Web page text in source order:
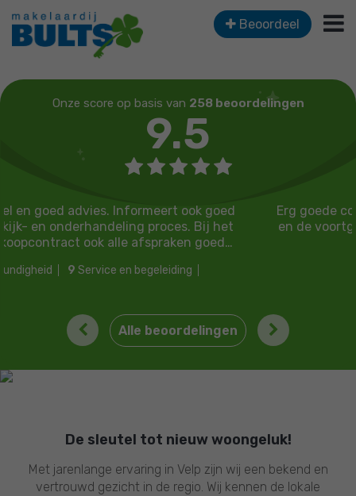
Beoordeel
Onze score op basis van 258 beoordelingen
9.5
ook goed
Bij het
goed
Erg goede communicatie over de te
en de voortgang van het verkoopproces.
en behulpzaam!.
PreviousAlle beoordelingen Next
De sleutel tot nieuw woongeluk!
Met jarenlange ervaring in Velp zijn wij een bekend en
vertrouwd gezicht in de regio. Wij kennen de lokale